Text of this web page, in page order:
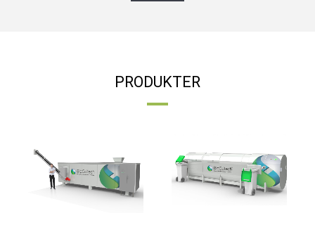
PRODUKTER